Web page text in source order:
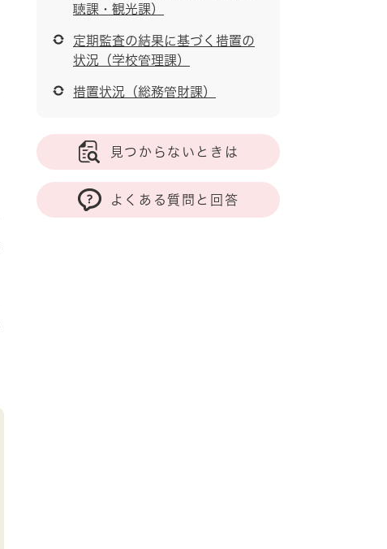
聴課・観光課）
定期監査の結果に基づく措置の
状況（学校管理課）
措置状況（総務管財課）
見つからないときは
よくある質問と回答